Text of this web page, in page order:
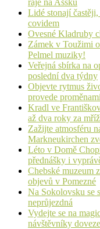
ráje na Ašsku
Lidé stonají
covidem
Ovesné Kladruby
Zámek v Toužimi
Pelmel muziky!
Veřejná sbírka na
poslední dva týdny
Objevte rytmus
provede
Kradl ve
až dva roky za
Zažijte atmosféru
Markneukirchen
Léto v Domě
přednášky i
Chebské muzeum
objevů v Pomezné
Na Sokolovsku se
neprůjezdná
Vydejte se na
návštěvníky